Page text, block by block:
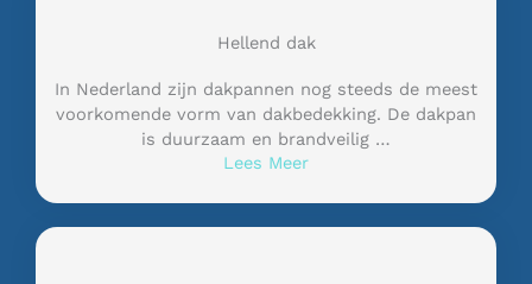
Hellend dak
In Nederland zijn dakpannen nog steeds de meest
voorkomende vorm van dakbedekking. De dakpan
is duurzaam en brandveilig …
Lees Meer